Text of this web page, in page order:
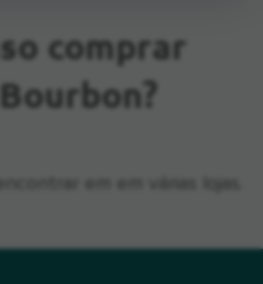
comprar